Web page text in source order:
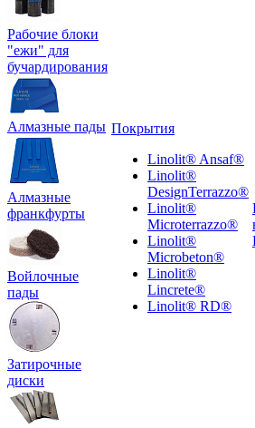
Рабочие блоки
"ежи" для
бучардирования
Алмазные пады
Алмазные
франкфурты
Войлочные
пады
Затирочные
диски
Покрытия
Linolit® Ansaf®
Linolit®
DesignTerrazzo®
Linolit®
Microterrazzo®
Linolit®
Microbeton®
Linolit®
Lincrete®
Linolit® RD®